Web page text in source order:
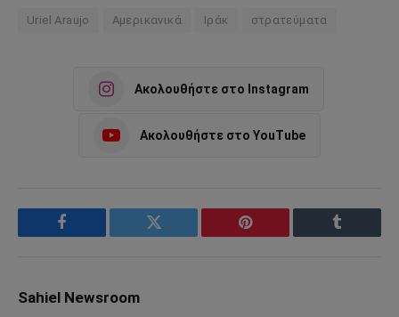
Uriel Araujo Αμερικανικά Ιράκ στρατεύματα
Ακολουθήστε στο Instagram
Ακολουθήστε στο YouTube
Facebook Twitter Pinterest Tumblr
Sahiel Newsroom